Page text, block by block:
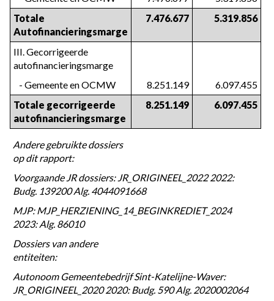
Totale
Autofinancieringsmarge
7.476.677 5.319.856
III. Gecorrigeerde
autofinancieringsmarge
   - Gemeente en OCMW
8.251.149
6.097.455
Totale gecorrigeerde
autofinancieringsmarge
8.251.149 6.097.455
Andere gebruikte dossiers
op dit rapport:
Voorgaande JR dossiers: JR_ORIGINEEL_2022 2022:
Budg. 139200 Alg. 4044091668
MJP: MJP_HERZIENING_14_BEGINKREDIET_2024
2023: Alg. 86010
Dossiers van andere
entiteiten:
Autonoom Gemeentebedrijf Sint-Katelijne-Waver:
JR_ORIGINEEL_2020 2020: Budg. 590 Alg. 2020002064